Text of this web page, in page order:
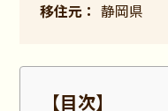
移住元： 静岡県
【目次】